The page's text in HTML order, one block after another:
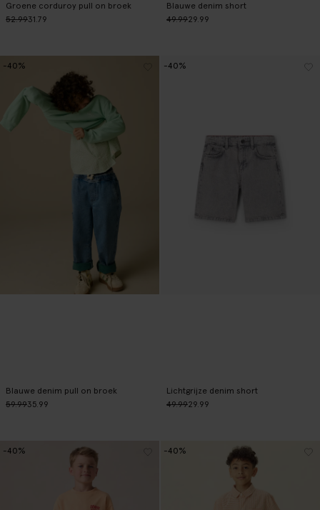
Groene corduroy pull on broek
52.9931.79
Blauwe denim short
49.9929.99
Blauwe denim pull on broek
59.9935.99
-40%
Lichtgrijze denim short
49.9929.99
-40%
-40% -40%